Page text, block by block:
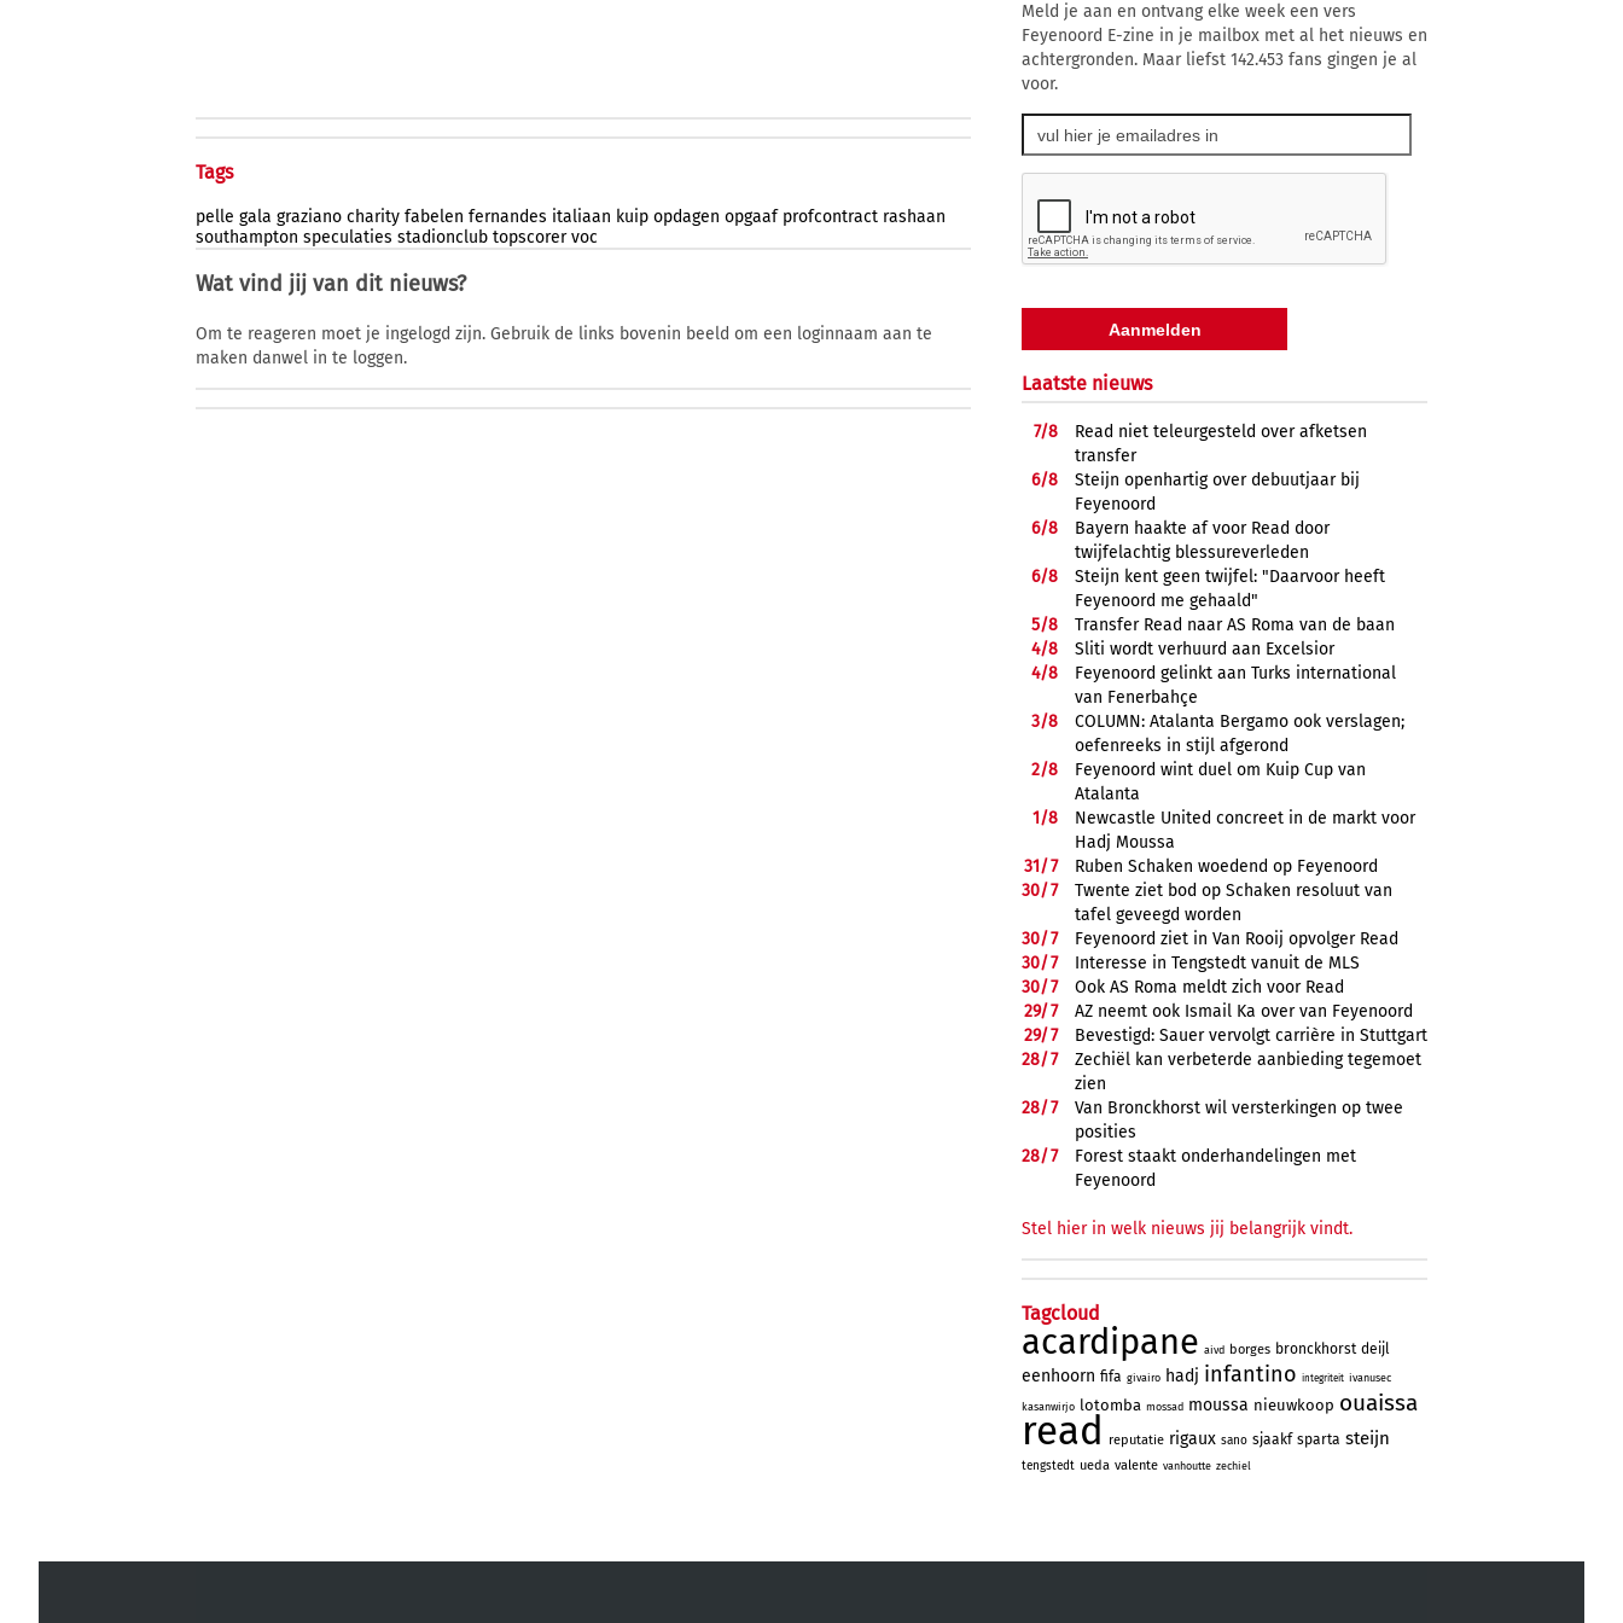
Tags
pelle gala graziano charity fabelen fernandes italiaan kuip opdagen opgaaf profcontract rashaan
southampton speculaties stadionclub topscorer voc
Wat vind jij van dit nieuws?
Om te reageren moet je ingelogd zijn. Gebruik de links bovenin beeld om een loginnaam aan te
maken danwel in te loggen.
Meld je aan en ontvang elke week een vers
Feyenoord E-zine in je mailbox met al het nieuws en
achtergronden. Maar liefst 142.453 fans gingen je al
voor.
Laatste nieuws
7/8
Read niet teleurgesteld over afketsen
transfer
6/8
Steijn openhartig over debuutjaar bij
Feyenoord
6/8
Bayern haakte af voor Read door
twijfelachtig blessureverleden
6/8
Steijn kent geen twijfel: "Daarvoor heeft
Feyenoord me gehaald"
5/8
Transfer Read naar AS Roma van de baan
4/8
Sliti wordt verhuurd aan Excelsior
4/8
Feyenoord gelinkt aan Turks international
van Fenerbahçe
3/8
COLUMN: Atalanta Bergamo ook verslagen;
oefenreeks in stijl afgerond
2/8
Feyenoord wint duel om Kuip Cup van
Atalanta
1/8
Newcastle United concreet in de markt voor
Hadj Moussa
31/7
Ruben Schaken woedend op Feyenoord
30/7
Twente ziet bod op Schaken resoluut van
tafel geveegd worden
30/7
Feyenoord ziet in Van Rooij opvolger Read
30/7
Interesse in Tengstedt vanuit de MLS
30/7
Ook AS Roma meldt zich voor Read
29/7
AZ neemt ook Ismail Ka over van Feyenoord
29/7
Bevestigd: Sauer vervolgt carrière in Stuttgart
28/7
Zechiël kan verbeterde aanbieding tegemoet
zien
28/7
Van Bronckhorst wil versterkingen op twee
posities
28/7
Forest staakt onderhandelingen met
Feyenoord
Stel hier in welk nieuws jij belangrijk vindt.
Tagcloud
acardipane aivd borges bronckhorst deijl
eenhoorn fifa givairo hadj infantino integriteit ivanusec
kasanwirjo lotomba mossad moussa nieuwkoop ouaissa
read reputatie rigaux sano sjaakf sparta steijn
tengstedt ueda valente vanhoutte zechiel